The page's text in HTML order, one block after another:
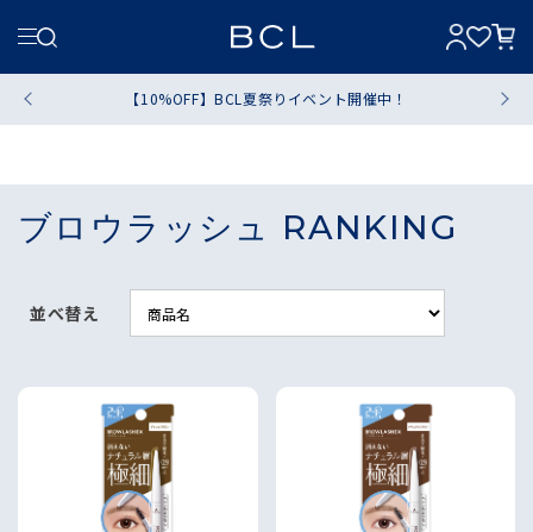
【10%OFF】BCL夏祭りイベント開催中！
ブロウラッシュ RANKING
並べ替え